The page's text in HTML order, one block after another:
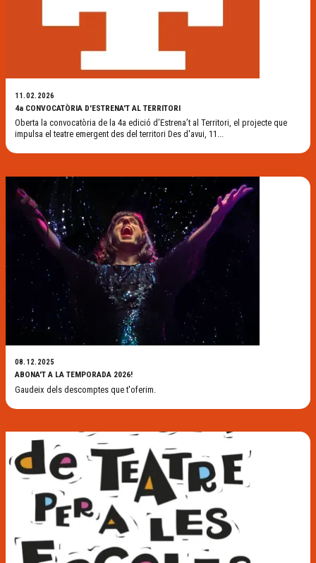
11.02.2026
4a CONVOCATÒRIA D'ESTRENA'T AL TERRITORI
Oberta la convocatòria de la 4a edició d’Estrena’t al Territori, el projecte que
impulsa el teatre emergent des del territori Des d'avui, 11...
08.12.2025
ABONA'T A LA TEMPORADA 2026!
Gaudeix dels descomptes que t'oferim.